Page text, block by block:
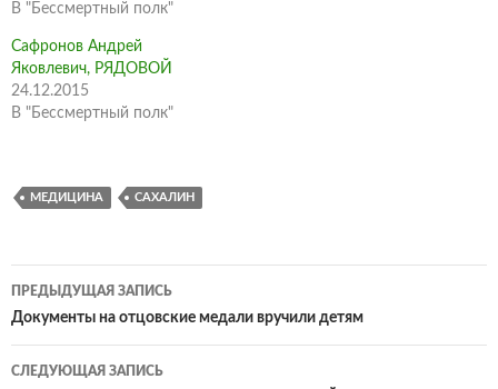
В "Бессмертный полк"
Сафронов Андрей
Яковлевич, РЯДОВОЙ
24.12.2015
В "Бессмертный полк"
МЕДИЦИНА САХАЛИН
Навигация
по
записям
ПРЕДЫДУЩАЯ ЗАПИСЬ
Документы на отцовские медали вручили детям
СЛЕДУЮЩАЯ ЗАПИСЬ